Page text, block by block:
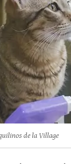
de la Village